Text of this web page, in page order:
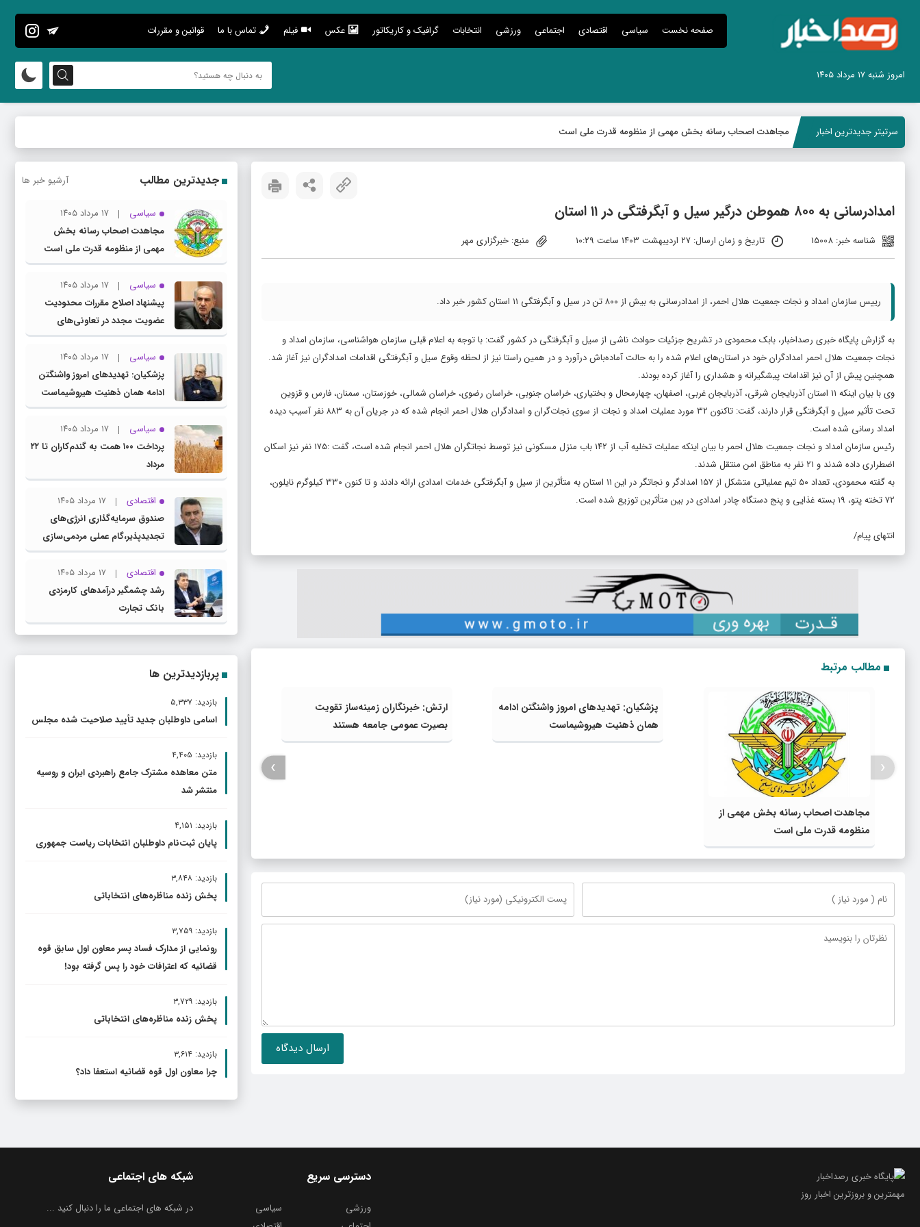
صفحه نخست سیاسی اقتصادی اجتماعی ورزشی انتخابات گرافیک و کاریکاتور عکس فیلم تماس با ما قوانین و مقررات
امروز شنبه ۱۷ مرداد ۱۴۰۵
سرتیتر جدیدترین اخبار مجاهدت اصحاب رسانه بخش مهمی از منظومه قدرت ملی است
امدادرسانی به ۸۰۰ هموطن درگیر سیل و آبگرفتگی در ۱۱ استان
شناسه خبر: 15008 تاریخ و زمان ارسال: ۲۷ اردیبهشت ۱۴۰۳ ساعت ۱۰:۲۹ منبع: خبرگزاری مهر
رییس سازمان امداد و نجات جمعیت هلال احمر، از امدادرسانی به بیش از ۸۰۰ تن در سیل و آبگرفتگی ۱۱ استان کشور خبر داد.
به گزارش پایگاه خبری رصداخبار، بابک محمودی در تشریح جزئیات حوادث ناشی از سیل و آبگرفتگی در کشور گفت: با توجه به اعلام قبلی سازمان هواشناسی، سازمان امداد و
نجات جمعیت هلال احمر امدادگران خود در استان‌های اعلام شده را به حالت آماده‌باش درآورد و در همین راستا نیز از لحظه وقوع سیل و آبگرفتگی اقدامات امدادگران نیز آغاز شد.
همچنین پیش از آن نیز اقدامات پیشگیرانه و هشداری را آغاز کرده بودند.
وی با بیان اینکه ۱۱ استان آذربایجان شرقی، آذربایجان غربی، اصفهان، چهارمحال و بختیاری، خراسان جنوبی، خراسان رضوی، خراسان شمالی، خوزستان، سمنان، فارس و قزوین
تحت تأثیر سیل و آبگرفتگی قرار دارند، گفت: تاکنون ۳۲ مورد عملیات امداد و نجات از سوی نجات‌گران و امدادگران هلال احمر انجام شده که در جریان آن به ۸۸۳ نفر آسیب دیده
امداد رسانی شده است.
رئیس سازمان امداد و نجات جمعیت هلال احمر با بیان اینکه عملیات تخلیه آب از ۱۴۲ باب منزل مسکونی نیز توسط نجاتگران هلال احمر انجام شده است، گفت :‌۱۷۵ نفر نیز اسکان
اضطراری داده شدند و ۲۱ نفر به مناطق امن منتقل شدند.
به گفته محمودی، تعداد ۵۰ تیم عملیاتی متشکل از ۱۵۷ امدادگر و نجاتگر در این ۱۱ استان به متأثرین از سیل و آبگرفتگی خدمات امدادی ارائه دادند و تا کنون ۳۳۰ کیلوگرم نایلون،
۷۲ تخته پتو، ۱۹ بسته غذایی و پنج دستگاه چادر امدادی در بین متأثرین توزیع شده است.
انتهای پیام/
مطالب مرتبط
مجاهدت اصحاب رسانه بخش مهمی از
منظومه قدرت ملی است
پزشکیان: تهدیدهای امروز واشنگتن ادامه
همان ذهنیت هیروشیماست
ارتش: خبرنگاران زمینه‌ساز تقویت
بصیرت عمومی جامعه هستند
قالیباف: قلم، امتداد شمشیر عدالت و
رسانه، سنگر پاسداری از حقیقت است
‹
›
جدیدترین مطالب آرشیو خبر ها
سیاسی
۱۷ مرداد ۱۴۰۵
مجاهدت اصحاب رسانه بخش
مهمی از منظومه قدرت ملی است
سیاسی
۱۷ مرداد ۱۴۰۵
پیشنهاد اصلاح مقررات محدودیت
عضویت مجدد در تعاونی‌های
مسکن کارمندی
سیاسی
۱۷ مرداد ۱۴۰۵
پزشکیان: تهدیدهای امروز واشنگتن
ادامه همان ذهنیت هیروشیماست
سیاسی
۱۷ مرداد ۱۴۰۵
پرداخت ۱۰۰ همت به گندم‌کاران تا ۲۲
مرداد
اقتصادی
۱۷ مرداد ۱۴۰۵
صندوق سرمایه‌گذاری انرژی‌های
تجدیدپذیر،گام عملی مردمی‌سازی
اقتصاد در برنامه هفتم است
اقتصادی
۱۷ مرداد ۱۴۰۵
رشد چشمگیر درآمدهای کارمزدی
بانک تجارت
پربازدیدترین ها
بازدید: ۵,۳۳۷
اسامی داوطلبان جدید تأیید صلاحیت شده مجلس
بازدید: ۴,۴۰۵
متن معاهده مشترک جامع راهبردی ایران و روسیه
منتشر شد
بازدید: ۴,۱۵۱
پایان ثبت‌نام داوطلبان انتخابات ریاست جمهوری
بازدید: ۳,۸۴۸
پخش زنده مناظره‌های انتخاباتی
بازدید: ۳,۷۵۹
رونمایی از مدارک فساد پسر معاون اول سابق قوه
قضائیه که اعترافات خود را پس گرفته بود!
بازدید: ۳,۷۲۹
پخش زنده مناظره‌های انتخاباتی
بازدید: ۳,۶۱۴
چرا معاون اول قوه قضائیه استعفا داد؟
مهمترین و بروز‌ترین اخبار روز
شبکه های اجتماعی
در شبکه های اجتماعی ما را دنبال کنید ...
دسترسی سریع
ورزشی
سیاسی